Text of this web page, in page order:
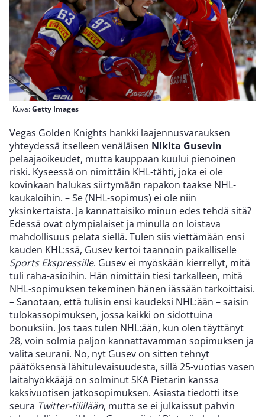
Kuva:Getty Images
Vegas Golden Knights hankki laajennusvarauksen
yhteydessä itselleen venäläisen Nikita Gusevin
pelaajaoikeudet, mutta kauppaan kuului pienoinen
riski. Kyseessä on nimittäin KHL-tähti, joka ei ole
kovinkaan halukas siirtymään rapakon taakse NHL-
kaukaloihin. – Se (NHL-sopimus) ei ole niin
yksinkertaista. Ja kannattaisiko minun edes tehdä sitä?
Edessä ovat olympialaiset ja minulla on loistava
mahdollisuus pelata siellä. Tulen siis viettämään ensi
kauden KHL:ssä, Gusev kertoi taannoin paikalliselle
Sports Ekspressille. Gusev ei myöskään kierrellyt, mitä
tuli raha-asioihin. Hän nimittäin tiesi tarkalleen, mitä
NHL-sopimuksen tekeminen hänen iässään tarkoittaisi.
– Sanotaan, että tulisin ensi kaudeksi NHL:ään – saisin
tulokassopimuksen, jossa kaikki on sidottuina
bonuksiin. Jos taas tulen NHL:ään, kun olen täyttänyt
28, voin solmia paljon kannattavamman sopimuksen ja
valita seurani. No, nyt Gusev on sitten tehnyt
päätöksensä lähitulevaisuudesta, sillä 25-vuotias vasen
laitahyökkääjä on solminut SKA Pietarin kanssa
kaksivuotisen jatkosopimuksen. Asiasta tiedotti itse
seura Twitter-tilillään, mutta se ei julkaissut pahvin